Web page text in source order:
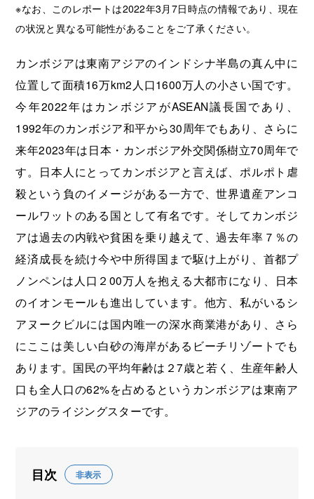
※なお、このレポートは2022年3月7日時点の情報であり、現在
の状況と異なる可能性があることをご了承ください。
カンボジアは東南アジアのインドシナ半島の真ん中に
位置して面積16万km2人口1600万人の小さい国です。
今年2022年はカンボジアがASEAN議長国であり、
1992年のカンボジア和平から30周年でもあり、さらに
来年2023年は日本・カンボジア外交関係樹立70周年で
す。日本人にとってカンボジアと言えば、ポルポト虐
殺という負のイメージがある一方で、世界遺産アンコ
ールワットのある国として有名です。そしてカンボジ
アは過去の内戦や貧困を乗り越えて、過去年率７％の
経済成長を続け今や中所得国まで駆け上がり、首都プ
ノンペンは人口２00万人を抱える大都市になり、日本
のイオンモールも進出しています。他方、私がいるシ
アヌークビルには国内唯一の深水商業港があり、さら
にここは美しい白砂の海岸があるビーチリゾートでも
あります。国民の平均年齢は２7歳と若く、生産年齢人
口も全人口の62%を占めるというカンボジアは東南ア
ジアのライジングスターです。
目次 非表示